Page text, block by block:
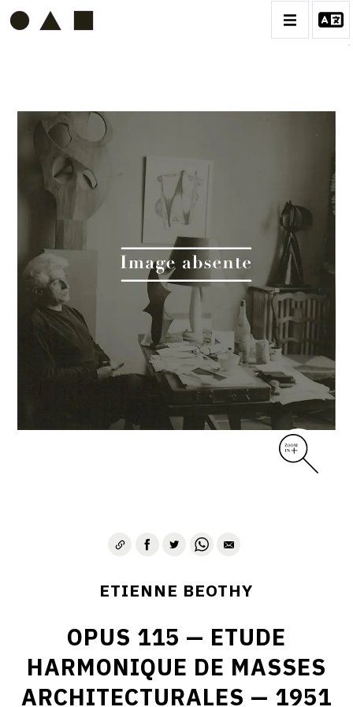
ETIENNE BEOTHY
BIOGRAPHIE
CATALOGUE DES OEUVRES
VOL. 1 - LES SCULPTURES
CONTACT
ETIENNE BEOTHY
OPUS 115 — ETUDE
HARMONIQUE DE MASSES
ARCHITECTURALES — 1951